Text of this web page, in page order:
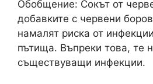
Обобщение: Сокът от
добавките с червени
намалят риска от
пътища. Въпреки това, те
съществуващи инфекции.